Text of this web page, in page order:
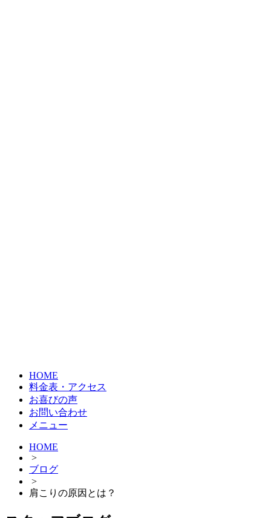
HOME
料金表・アクセス
お喜びの声
お問い合わせ
メニュー
HOME
>
ブログ
>
肩こりの原因とは？